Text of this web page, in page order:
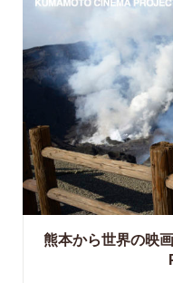
熊本から世界の映